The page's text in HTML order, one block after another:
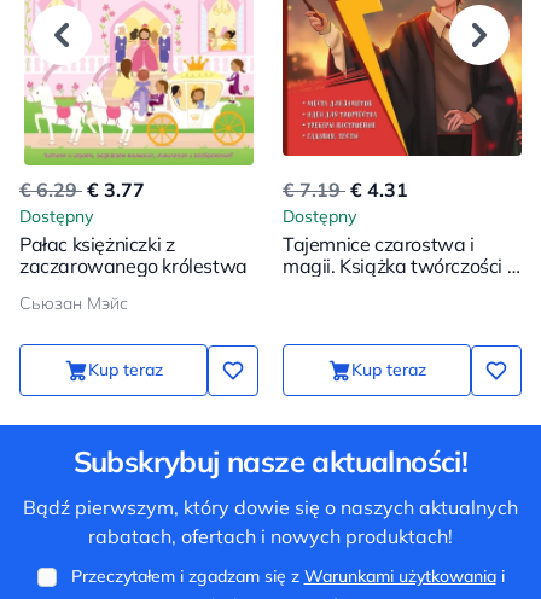
€ 6.29 € 3.77
Dostępny
Pałac księżniczki z
zaczarowanego królestwa
Сьюзан Мэйс
Kup teraz
€ 7.19 € 4.31
Dostępny
Tajemnice czarostwa i
magii. Książka twórczości i
Kup teraz
Subskrybuj nasze aktualności!
Bądź pierwszym, który dowie się o naszych aktualnych
rabatach, ofertach i nowych produktach!
Przeczytałem i zgadzam się z Warunkami użytkowaniai